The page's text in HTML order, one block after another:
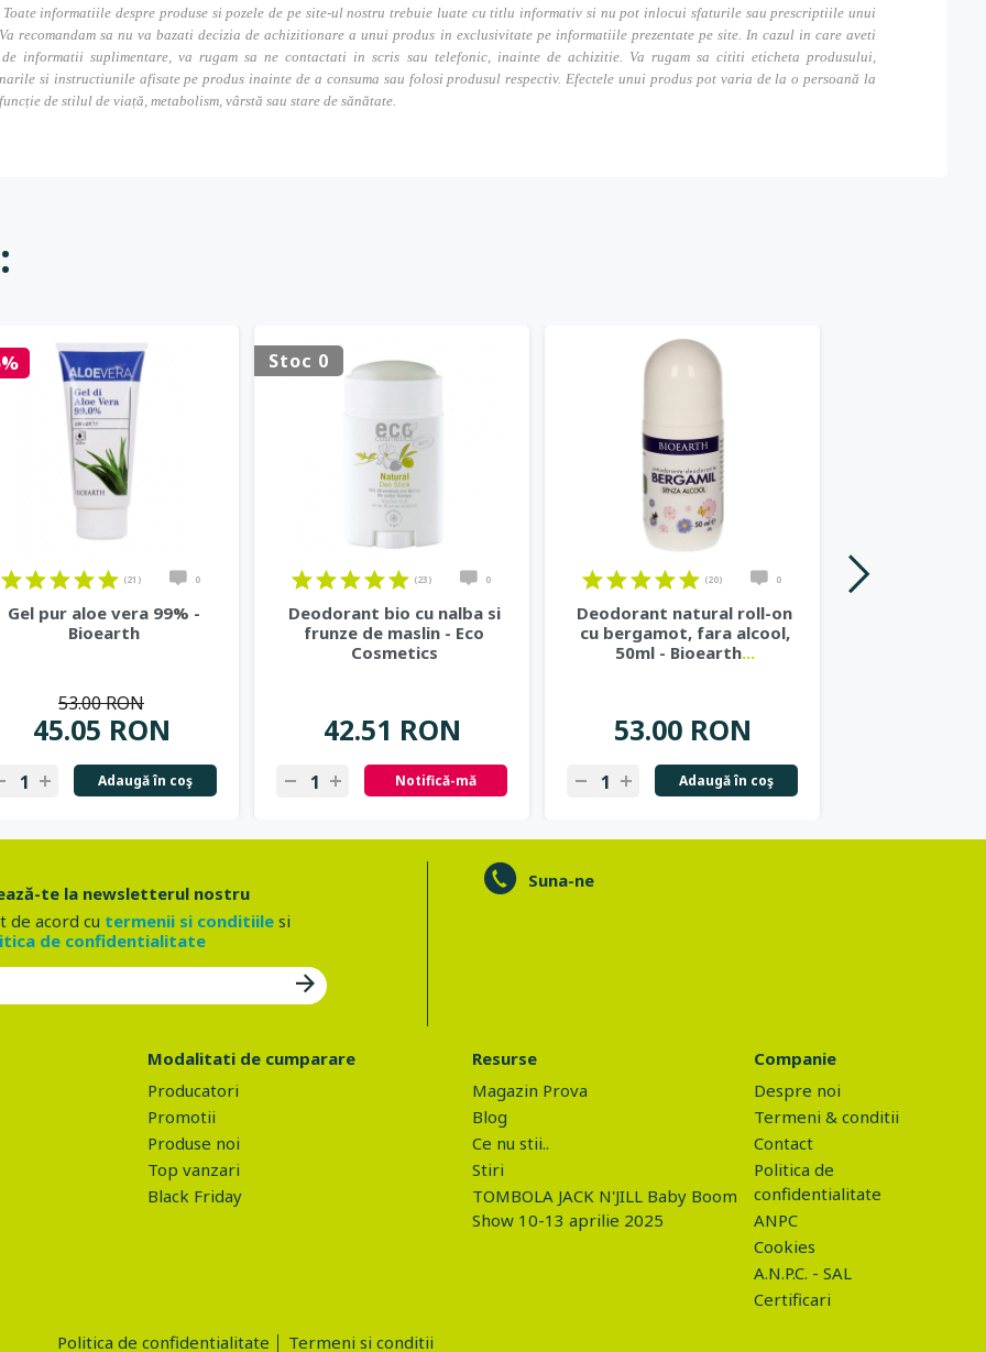
Toate informatiile despre produse si pozele de pe site-ul nostru trebuie luate cu titlu informativ si nu pot inlocui sfaturile sau prescriptiile unui
recomandam sa nu va bazati decizia de achizitionare a unui produs in exclusivitate pe informatiile prezentate pe site. In cazul in care aveti
de informatii suplimentare, va rugam sa ne contactati in scris sau telefonic, inainte de achizitie. Va rugam sa cititi eticheta produsului,
si instructiunile afisate pe produs inainte de a consuma sau folosi produsul respectiv. Efectele unui produs pot varia de la o persoană la
de stilul de viață, metabolism, vârstă sau stare de sănătate.
(21) 0
Gel pur aloe vera 99% -
Bioearth
45.05 RON
53.00 RON
Adaugă în coş
Stoc 0
(23) 0
Deodorant bio cu nalba si
frunze de maslin - Eco
Cosmetics
42.51 RON
Notifică-mă
(20) 0
Deodorant natural roll-on
cu bergamot, fara alcool,
50ml - Bioearth...
53.00 RON
Adaugă în coş
te la newsletterul nostru
de acord cu termenii si conditiilesi
de confidentialitate
Suna-ne
Modalitati de cumparare
Producatori
Promotii
Produse noi
Top vanzari
Black Friday
Resurse
Magazin Prova
Blog
Ce nu stii..
Stiri
TOMBOLA JACK N'JILL Baby Boom
Show 10-13 aprilie 2025
Companie
Despre noi
Termeni & conditii
Contact
Politica de
confidentialitate
ANPC
Cookies
A.N.P.C. - SAL
Certificari
Politica de confidentialitate
Termeni si conditii